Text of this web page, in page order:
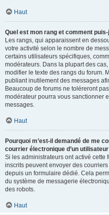
Haut
Quel est mon rang et comment
Les rangs, qui apparaissent en
votre activité selon le nombre de
certains utilisateurs spécifiques,
modérateurs. Dans la plupart des
modifier le texte des rangs du forum.
publiant inutilement des messages
Beaucoup de forums ne toléreront
modérateur pourra vous sanctionner
messages.
Haut
Pourquoi m’est-il demandé de me
courrier électronique d’un
Si les administrateurs ont activé
inscrits peuvent envoyer des
depuis un formulaire dédié. Cela
du système de messagerie
des robots.
Haut